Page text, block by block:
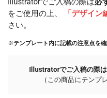
をご使用の上、
「デザイン
さい。
※テンプレート内に記載の注意点を
Illustratorでご入稿の際は
（この商品にテンプ